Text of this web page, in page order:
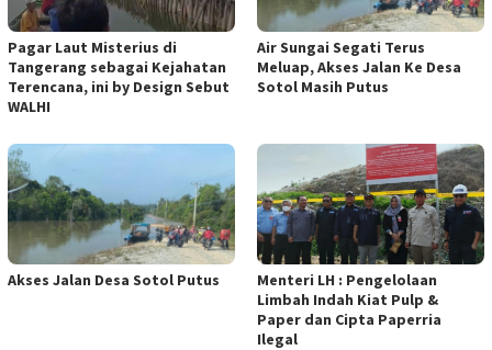
Pagar Laut Misterius di
Tangerang sebagai Kejahatan
Terencana, ini by Design Sebut
WALHI
Air Sungai Segati Terus
Meluap, Akses Jalan Ke Desa
Sotol Masih Putus
Akses Jalan Desa Sotol Putus
Menteri LH : Pengelolaan
Limbah Indah Kiat Pulp &
Paper dan Cipta Paperria
Ilegal